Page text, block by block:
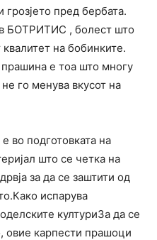
пред бербата.
БОТРИТИС , болест што
на бобинките.
прашина е тоа што многу
го менува вкусот на
во подготовката на
што се четка на
за да се заштити од
испарува
културиЗа да се
овие карпести прашоци